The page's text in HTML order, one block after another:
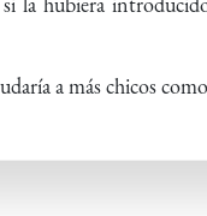
a más chicos